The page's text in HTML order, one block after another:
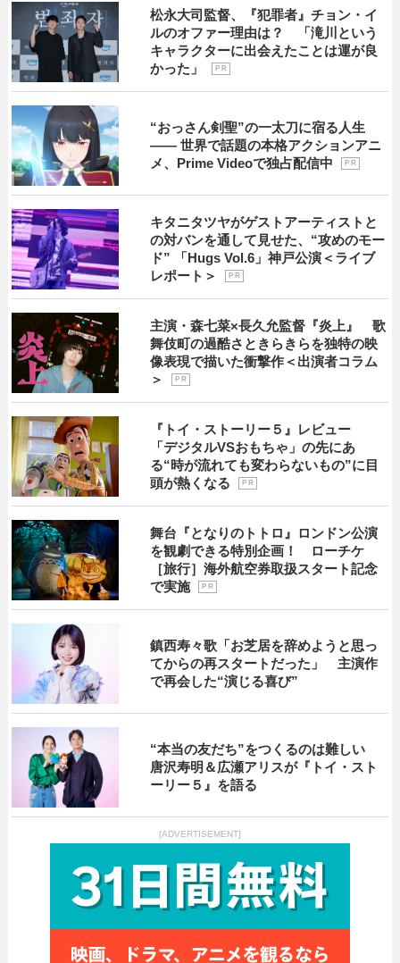
松永大司監督、『犯罪者』チョン・イ
ルのオファー理由は？ 「滝川という
キャラクターに出会えたことは運が良
かった」
P R
“おっさん剣聖”の一太刀に宿る人生
―― 世界で話題の本格アクションアニ
メ、Prime Videoで独占配信中
P R
キタニタツヤがゲストアーティストと
の対バンを通して見せた、“攻めのモー
ド” 「Hugs Vol.6」神戸公演＜ライブ
レポート＞
P R
主演・森七菜×長久允監督『炎上』 歌
舞伎町の過酷さときらきらを独特の映
像表現で描いた衝撃作＜出演者コラム
＞
P R
『トイ・ストーリー５』レビュー
「デジタルVSおもちゃ」の先にあ
る“時が流れても変わらないもの”に目
頭が熱くなる
P R
舞台『となりのトトロ』ロンドン公演
を観劇できる特別企画！ ローチケ
［旅行］海外航空券取扱スタート記念
で実施
P R
鎮西寿々歌「お芝居を辞めようと思っ
てからの再スタートだった」 主演作
で再会した“演じる喜び”
“本当の友だち”をつくるのは難しい
唐沢寿明＆広瀬アリスが『トイ・スト
ーリー５』を語る
[ADVERTISEMENT]